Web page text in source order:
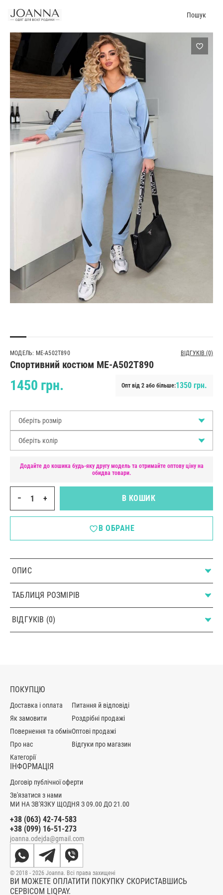
Пошук
МОДЕЛЬ: ME-A502T890 ВІДГУКІВ (0)
Спортивний костюм ME-A502T890
1450 грн. Опт від 2 або більше:1350 грн.
Оберіть розмір
Оберіть колір
Додайте до кошика будь-яку другу модель та отримайте оптову ціну на
обидва товари.
− + В КОШИК
В ОБРАНЕ
ОПИС
ТАБЛИЦЯ РОЗМІРІВ
ВІДГУКІВ (0)
МИ НА ЗВ'ЯЗКУ ЩОДНЯ З 09.00 ДО 21.00
+38 (063) 42-74-583
+38 (099) 16-51-273
joanna.odejda@gmail.com
ПОКУПЦЮ
Доставка і оплата
Як замовити
Повернення та обмін
Про нас
Категорії
Питання й відповіді
Роздрібні продажі
Оптові продажі
Відгуки про магазин
ІНФОРМАЦІЯ
Договір публічної оферти
Зв'язатися з нами
ВИ МОЖЕТЕ ОПЛАТИТИ ПОКУПКУ СКОРИСТАВШИСЬ
СЕРВІСОМ LIQPAY.
© 2018 - 2026 Joanna. Всі права захищені